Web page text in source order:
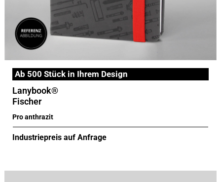
Ab 500 Stück in Ihrem Design
Lanybook®
Fischer
Pro anthrazit
Industriepreis auf Anfrage